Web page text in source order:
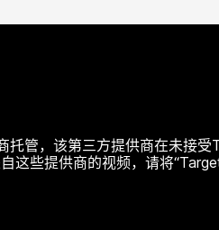
托管，该第三方提供商在未接
这些提供商的视频，请将